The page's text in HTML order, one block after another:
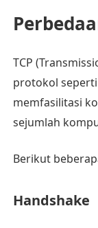
TCP
protokol
memfasilitasi
sejumlah
Berikut
Handshake